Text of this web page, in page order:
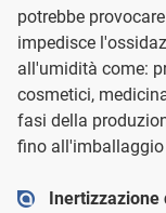
potrebbe
impedisce
all'umidità come:
cosmetici,
fasi della
fino
Inertizzazione